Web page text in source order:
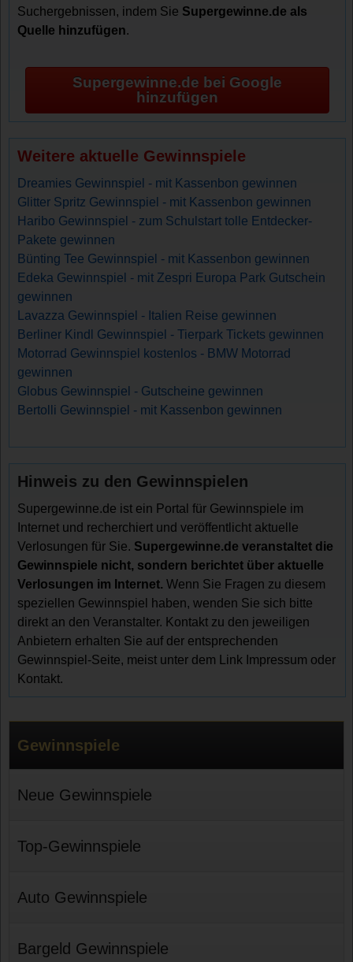
Suchergebnissen, indem Sie Supergewinne.de als
Quelle hinzufügen.
Supergewinne.de bei Google
hinzufügen
Weitere aktuelle Gewinnspiele
Dreamies Gewinnspiel - mit Kassenbon gewinnen
Glitter Spritz Gewinnspiel - mit Kassenbon gewinnen
Haribo Gewinnspiel - zum Schulstart tolle Entdecker-
Pakete gewinnen
Bünting Tee Gewinnspiel - mit Kassenbon gewinnen
Edeka Gewinnspiel - mit Zespri Europa Park Gutschein
gewinnen
Lavazza Gewinnspiel - Italien Reise gewinnen
Berliner Kindl Gewinnspiel - Tierpark Tickets gewinnen
Motorrad Gewinnspiel kostenlos - BMW Motorrad
gewinnen
Globus Gewinnspiel - Gutscheine gewinnen
Bertolli Gewinnspiel - mit Kassenbon gewinnen
Hinweis zu den Gewinnspielen
Supergewinne.de ist ein Portal für Gewinnspiele im
Internet und recherchiert und veröffentlicht aktuelle
Verlosungen für Sie. Supergewinne.de veranstaltet die
Gewinnspiele nicht, sondern berichtet über aktuelle
Verlosungen im Internet. Wenn Sie Fragen zu diesem
speziellen Gewinnspiel haben, wenden Sie sich bitte
direkt an den Veranstalter. Kontakt zu den jeweiligen
Anbietern erhalten Sie auf der entsprechenden
Gewinnspiel-Seite, meist unter dem Link Impressum oder
Kontakt.
Gewinnspiele
Neue Gewinnspiele
Top-Gewinnspiele
Auto Gewinnspiele
Bargeld Gewinnspiele